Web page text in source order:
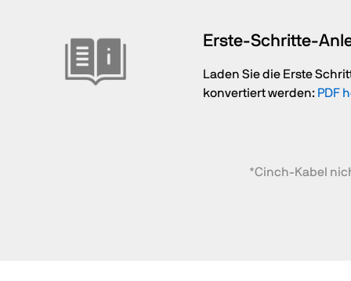
Erste-Schritte-
Laden Sie die Erste
konvertiert werden: PDF
*Cinch-Kabel